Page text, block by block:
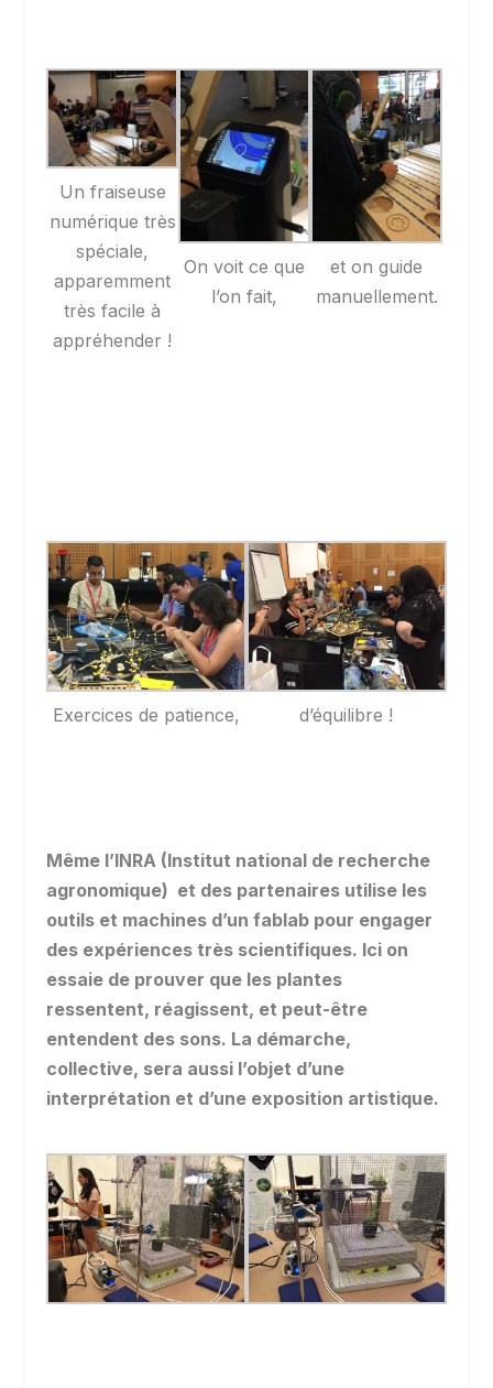
Un fraiseuse
numérique très
spéciale,
apparemment
très facile à
appréhender !
On voit ce que
l’on fait,
et on guide
manuellement.
Exercices de patience, d’équilibre !
Même l’INRA (Institut national de recherche
agronomique) et des partenaires utilise les
outils et machines d’un fablab pour engager
des expériences très scientifiques. Ici on
essaie de prouver que les plantes
ressentent, réagissent, et peut-être
entendent des sons. La démarche,
collective, sera aussi l’objet d’une
interprétation et d’une exposition artistique.